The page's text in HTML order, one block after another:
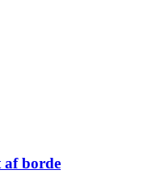
borde